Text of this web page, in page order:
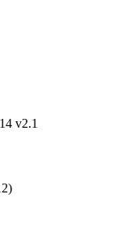
v2.1